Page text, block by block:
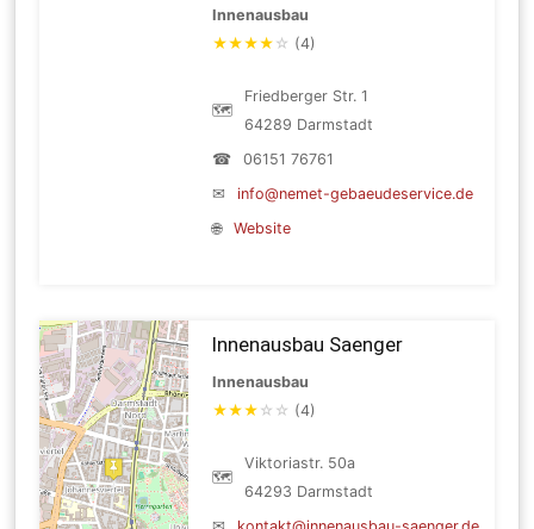
Innenausbau
★★★★ ☆ (4)
🗺
Friedberger Str. 1
64289 Darmstadt
☎
06151 76761
✉
info@nemet-gebaeudeservice.de
🌐
Website
Innenausbau Saenger
Innenausbau
★★★ ☆ ☆ (4)
🗺
Viktoriastr. 50a
64293 Darmstadt